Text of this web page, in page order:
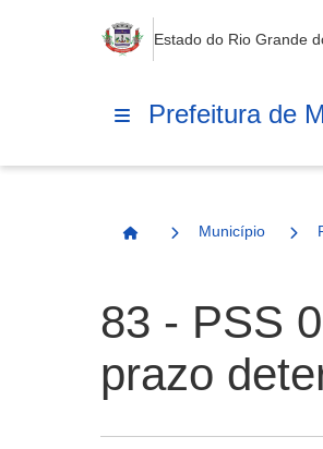
Estado do Rio Grande
Prefeitura de
Página Inicial
Município
83 - PSS
prazo